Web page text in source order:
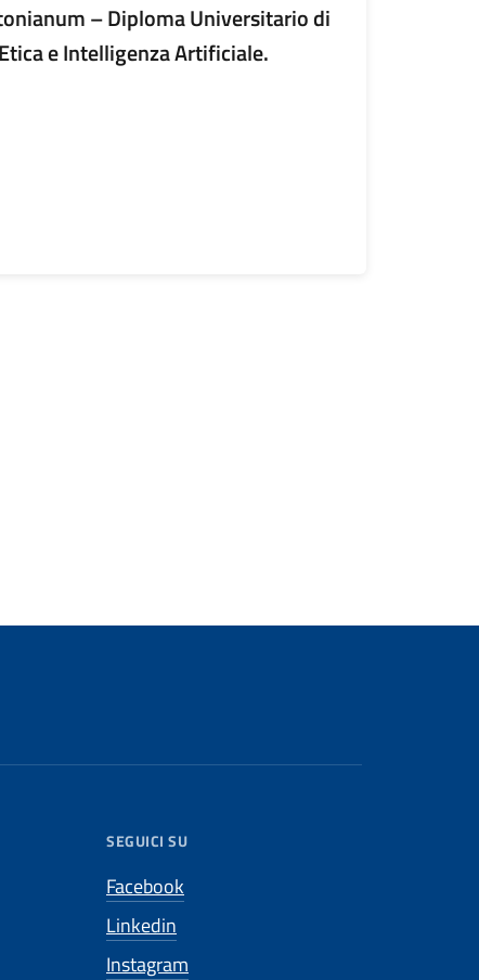
– Diploma Universitario di
e Intelligenza Artificiale.
SEGUICI SU
Facebook
Linkedin
Instagram